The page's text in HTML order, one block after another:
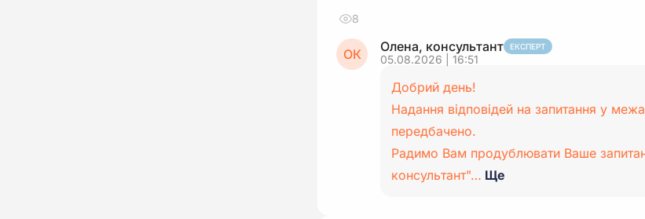
8
ОК Олена, консультант ЕКСПЕРТ
05.08.2026 | 16:51
Добрий день!
Надання відповідей на запитання у
передбачено.
Радимо Вам продублювати Ваше
консультант"… Ще